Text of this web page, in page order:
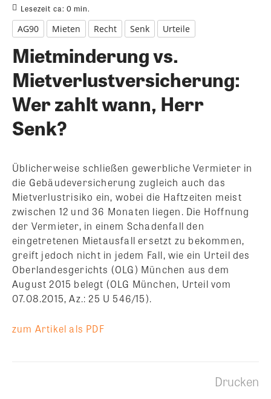
Lesezeit ca: 0 min.
AG90 Mieten Recht Senk Urteile
Mietminderung vs.
Mietverlustversicherung:
Wer zahlt wann, Herr
Senk?
Üblicherweise schließen gewerbliche Vermieter in
die Gebäudeversicherung zugleich auch das
Mietverlustrisiko ein, wobei die Haftzeiten meist
zwischen 12 und 36 Monaten liegen. Die Hoffnung
der Vermieter, in einem Schadenfall den
eingetretenen Mietausfall ersetzt zu bekommen,
greift jedoch nicht in jedem Fall, wie ein Urteil des
Oberlandesgerichts (OLG) München aus dem
August 2015 belegt (OLG München, Urteil vom
07.08.2015, Az.: 25 U 546/15).
zum Artikel als PDF
Drucken